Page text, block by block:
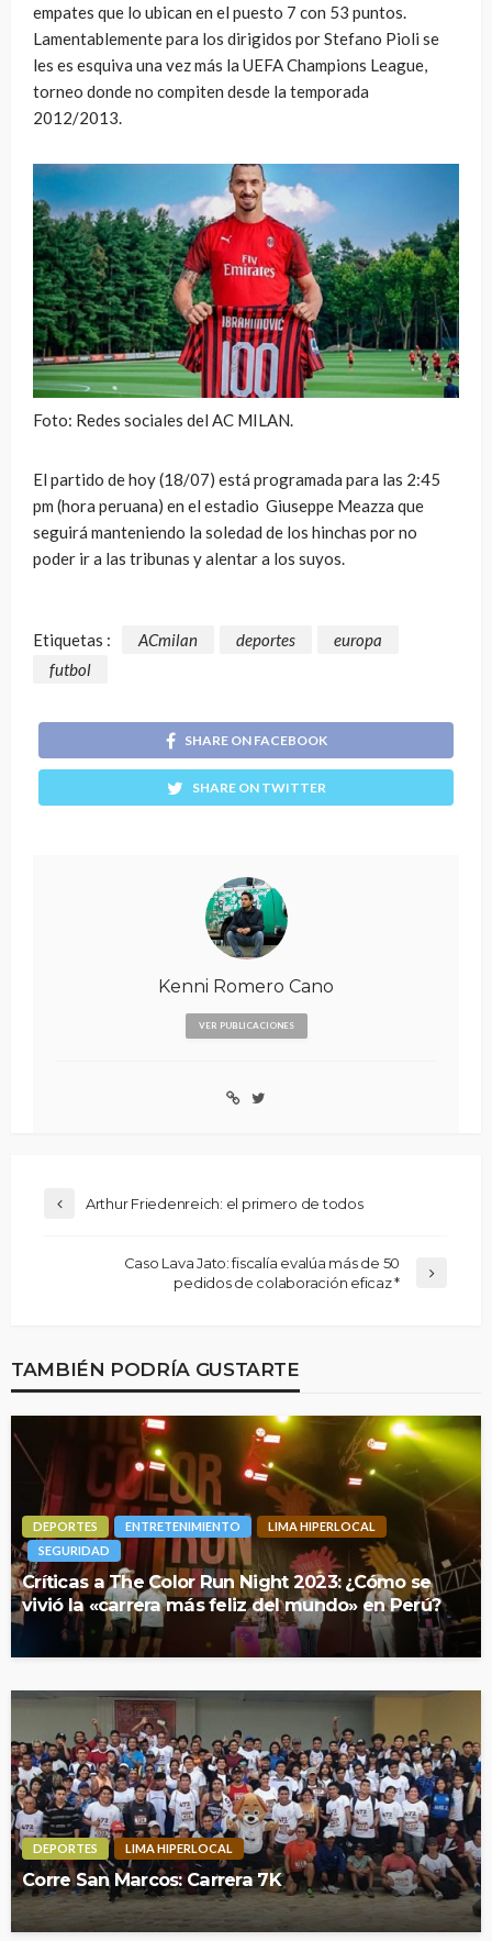
empates que lo ubican en el puesto 7 con 53 puntos.
Lamentablemente para los dirigidos por Stefano Pioli se
les es esquiva una vez más la UEFA Champions League,
torneo donde no compiten desde la temporada
2012/2013.
Foto: Redes sociales del AC MILAN.
El partido de hoy (18/07) está programada para las 2:45
pm (hora peruana) en el estadio Giuseppe Meazza que
seguirá manteniendo la soledad de los hinchas por no
poder ir a las tribunas y alentar a los suyos.
Etiquetas : ACmilan deportes
europa
futbol
SHARE ON FACEBOOK
SHARE ON TWITTER
Kenni Romero Cano
VER PUBLICACIONES
Arthur Friedenreich: el primero de todos
Caso Lava Jato: fiscalía evalúa más de 50
pedidos de colaboración eficaz *
TAMBIÉN PODRÍA GUSTARTE
DEPORTES ENTRETENIMIENTO
LIMA HIPERLOCAL
SEGURIDAD
Críticas a The Color Run Night 2023: ¿Cómo se
vivió la «carrera más feliz del mundo» en Perú?
DEPORTES LIMA HIPERLOCAL
Corre San Marcos: Carrera 7K